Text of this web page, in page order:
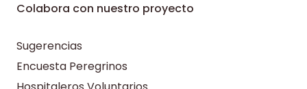
Colabora con nuestro proyecto
Sugerencias
Encuesta Peregrinos